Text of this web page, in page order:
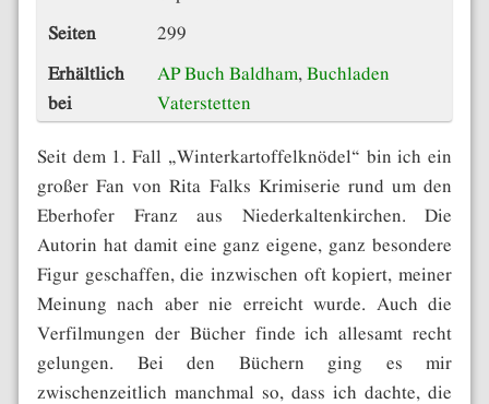
Seiten 299
Erhältlich
bei
AP Buch Baldham Buchladen
Vaterstetten
Seit dem 1. Fall „Winterkartoffelknödel“ bin ich ein
großer Fan von Rita Falks Krimiserie rund um den
Eberhofer Franz aus Niederkaltenkirchen. Die
Autorin hat damit eine ganz eigene, ganz besondere
Figur geschaffen, die inzwischen oft kopiert, meiner
Meinung nach aber nie erreicht wurde. Auch die
Verfilmungen der Bücher finde ich allesamt recht
gelungen. Bei den Büchern ging es mir
zwischenzeitlich manchmal so, dass ich dachte, die